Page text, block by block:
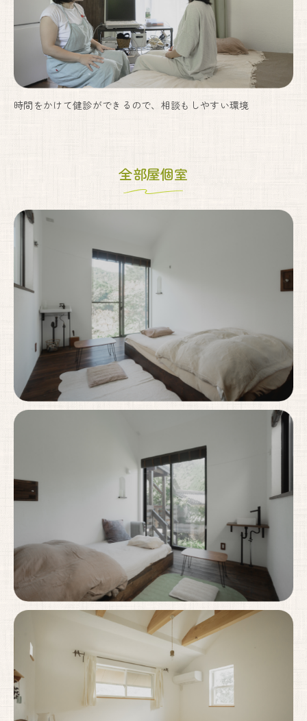
時間をかけて健診ができるので、相談もしやすい環境
全部屋個室